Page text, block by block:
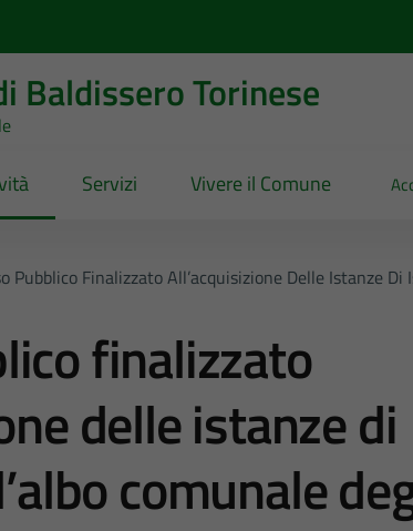
Baldissero Torinese
Servizi Vivere il Comune
Pubblico Finalizzato All’acquisizione Delle Istanze
finalizzato
delle istanze di
comunale